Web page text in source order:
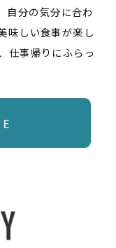
自分の気分に合わ
味しい食事が楽し
仕事帰りにふらっ